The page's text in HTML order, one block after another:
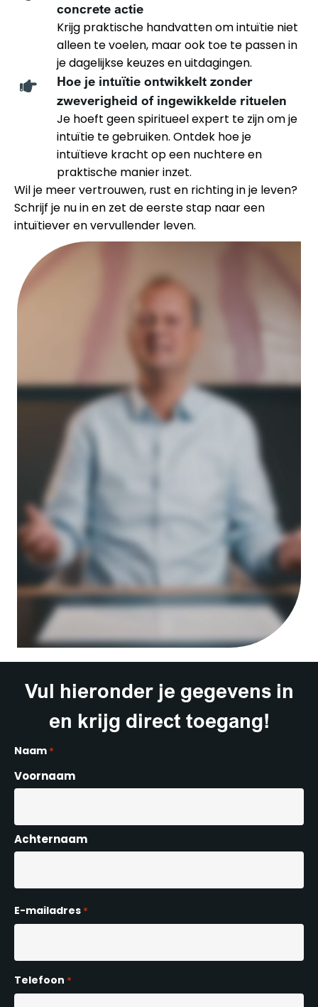
concrete actie
Krijg praktische handvatten om intuïtie niet
alleen te voelen, maar ook toe te passen in
je dagelijkse keuzes en uitdagingen.
Hoe je intuïtie ontwikkelt zonder
zweverigheid of ingewikkelde rituelen
Je hoeft geen spiritueel expert te zijn om je
intuïtie te gebruiken. Ontdek hoe je
intuïtieve kracht op een nuchtere en
praktische manier inzet.
Wil je meer vertrouwen, rust en richting in je leven?
Schrijf je nu in en zet de eerste stap naar een
intuïtiever en vervullender leven.
Vul hieronder je gegevens in
en krijg direct toegang!
Naam *
Voornaam
Achternaam
E-mailadres *
Telefoon *